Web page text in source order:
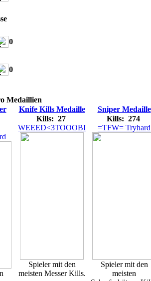
0
0
Medaillien
Knife Kills Medaille
Kills: 27
WEEED<3TOOOBI
Spieler mit den
meisten Messer Kills.
Sniper Medaille
Kills: 274
=TFW= Tryhard
Spieler mit den
meisten